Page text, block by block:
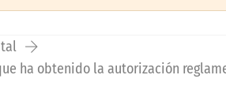
ha obtenido la autorización